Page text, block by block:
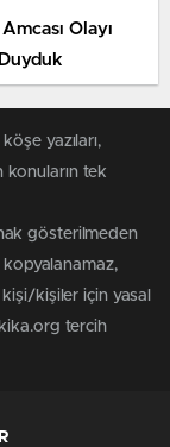
Olayı
yazıları,
tek
gösterilmeden
kopyalanamaz,
kişiler için yasal
tercih